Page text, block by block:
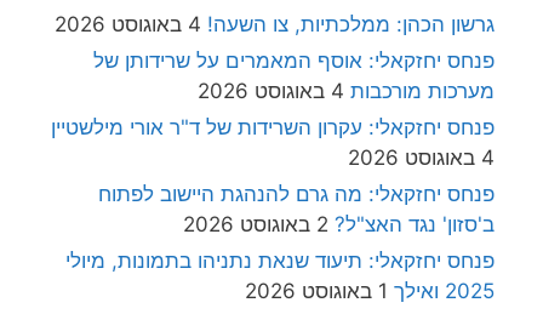
גרשון הכהן: ממלכתיות, צו השעה! 4 באוגוסט 2026
פנחס יחזקאלי: אוסף המאמרים על שרידותן של
מערכות מורכבות 4 באוגוסט 2026
פנחס יחזקאלי: עקרון השרידות של ד"ר אורי מילשטיין
4 באוגוסט 2026
פנחס יחזקאלי: מה גרם להנהגת היישוב לפתוח
ב'סזון' נגד האצ"ל? 2 באוגוסט 2026
פנחס יחזקאלי: תיעוד שנאת נתניהו בתמונות, מיולי
2025 ואילך
1 באוגוסט 2026